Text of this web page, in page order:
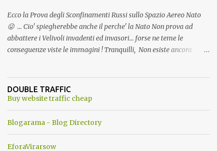
Ecco la Prova degli Sconfinamenti Russi sullo Spazio Aereo Nato
😛 ... Cio' spiegherebbe anche il perche' la Nato Non prova ad
abbattere i Velivoli invadenti ed invasori... forse ne teme le
conseguenze viste le immagini ! Tranquilli, Non esiste ancora
ancora una fantasia Nato o forse una "False Flag", per provocare
una guerra mondiale che difficilmente da menti sane, potrebbe
DOUBLE TRAFFIC
Buy website traffic cheap
Blogarama - Blog Directory
EforaVirarsow